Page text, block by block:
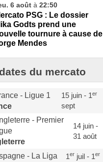
6 août à 22:50
PSG : Le dossier
Godts prend une
tournure à cause de
Mendes
du mercato
15 juin - 1er
sept
14 juin -
31 août
1erjuil - 1er